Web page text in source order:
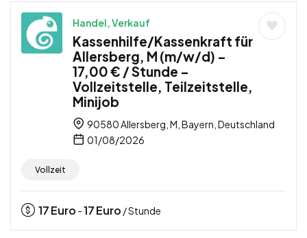
Handel, Verkauf
Kassenhilfe/Kassenkraft für
Allersberg, M (m/w/d) –
17,00 € / Stunde –
Vollzeitstelle, Teilzeitstelle,
Minijob
90580 Allersberg, M, Bayern, Deutschland
01/08/2026
Vollzeit
17Euro -17Euro / Stunde